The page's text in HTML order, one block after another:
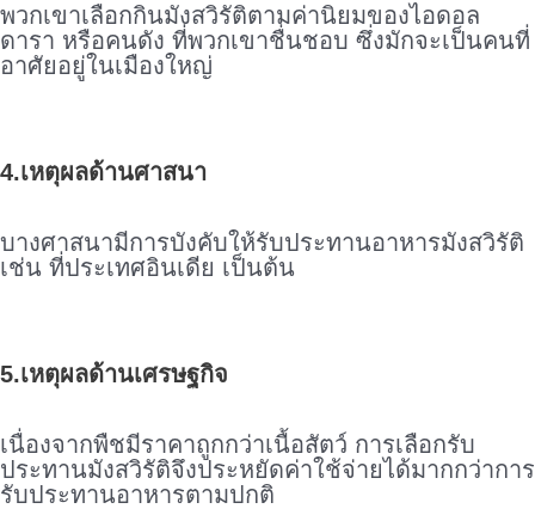
พวกเขาเลือกกินมังสวิรัติตามค่านิยมของไอดอล
ดารา หรือคนดัง ที่พวกเขาชื่นชอบ ซึ่งมักจะเป็นคนที่
อาศัยอยู่ในเมืองใหญ่
4.เหตุผลด้านศาสนา
บางศาสนามีการบังคับให้รับประทานอาหารมังสวิรัติ
เช่น ที่ประเทศอินเดีย เป็นต้น
5.เหตุผลด้านเศรษฐกิจ
เนื่องจากพืชมีราคาถูกกว่าเนื้อสัตว์ การเลือกรับ
ประทานมังสวิรัติจึงประหยัดค่าใช้จ่ายได้มากกว่าการ
รับประทานอาหารตามปกติ